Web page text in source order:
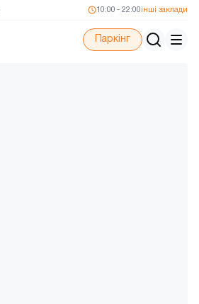
10:00 - 22:00 інші заклади
Паркінг